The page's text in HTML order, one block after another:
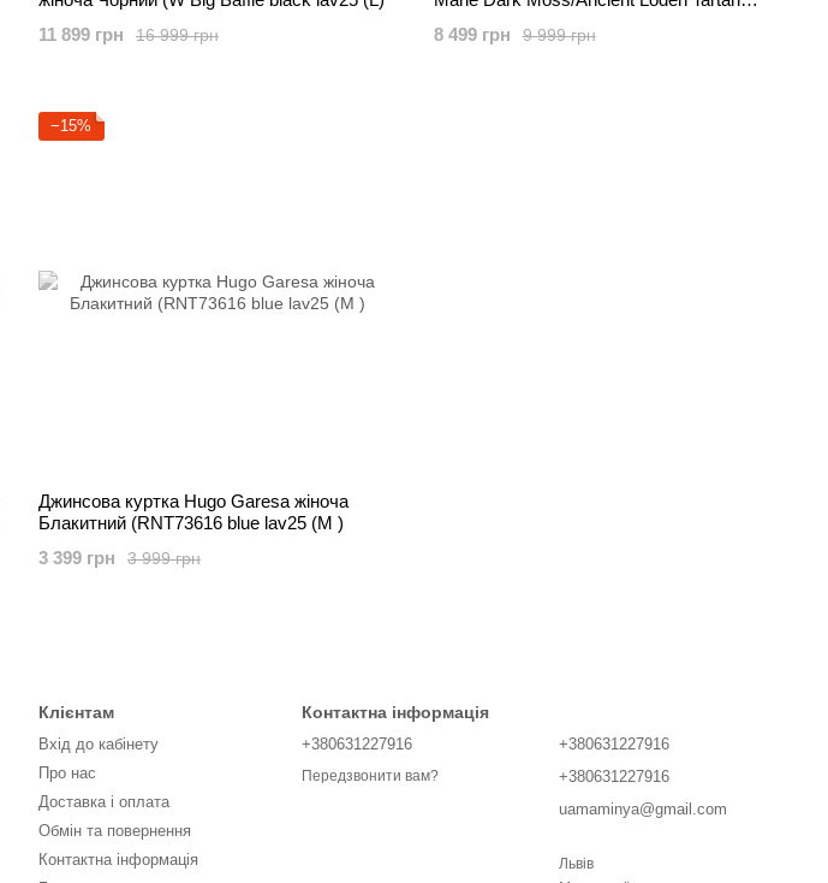
16 999 грн
11 899 грн 9 999 грн
8 499 грн
−15%
Джинсова куртка Hugo Garesa жіноча
Блакитний (RNT73616 blue lav25 (M )
3 999 грн
3 399 грн
Клієнтам
Вхід до кабінету
Про нас
Доставка і оплата
Обмін та повернення
Контактна інформація
Контактна інформація
+380631227916
Передзвонити вам?
+380631227916
+380631227916
uamaminya@gmail.com
Львів